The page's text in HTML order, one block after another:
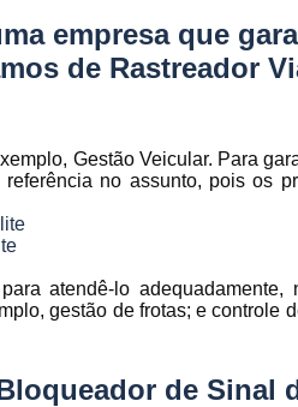
Sensores de
fadiga
veicular
rastreamentos
controle de
manutenção de
frota
veiculares
empresa que
de Rastreador
Gestão Veicular. Para
no assunto, pois os
atendê-lo
gestão de frotas; e controle
de Sinal